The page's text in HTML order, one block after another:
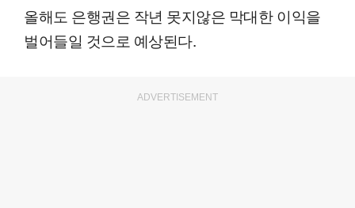
올해도 은행권은 작년 못지않은 막대한 이익을
벌어들일 것으로 예상된다.
ADVERTISEMENT